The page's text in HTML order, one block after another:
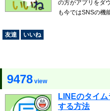
の方がアプリをダ
も今ではSNSの機
友達
いいね
9478 view
LINEのタイ
する方法